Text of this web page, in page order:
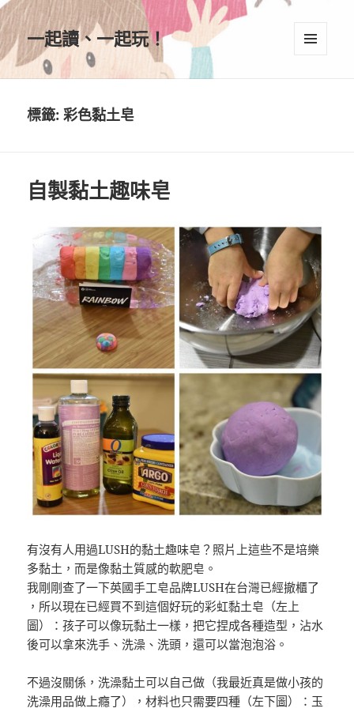
一起讀、一起玩！
標籤:彩色黏土皂
自製黏土趣味皂
有沒有人用過LUSH的黏土趣味皂？照片上這些不是培樂
多黏土，而是像黏土質感的軟肥皂。
我剛剛查了一下英國手工皂品牌LUSH在台灣已經撤櫃了
，所以現在已經買不到這個好玩的彩虹黏土皂（左上
圖）：孩子可以像玩黏土一樣，把它捏成各種造型，沾水
後可以拿來洗手、洗澡、洗頭，還可以當泡泡浴。
不過沒關係，洗澡黏土可以自己做（我最近真是做小孩的
洗澡用品做上癮了），材料也只需要四種（左下圖）：玉